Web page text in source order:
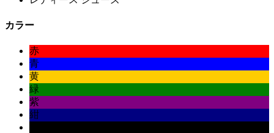
カラー
赤
青
黄
緑
紫
紺